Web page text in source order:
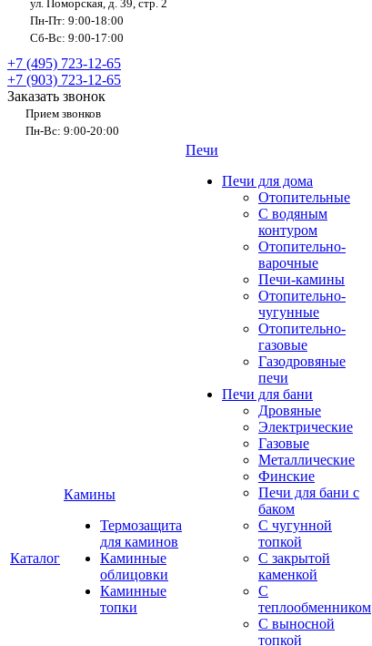
ул. Поморская, д. 39, стр. 2
Пн-Пт: 9:00-18:00
Сб-Вс: 9:00-17:00
+7 (495) 723-12-65
+7 (903) 723-12-65
Заказать звонок
Прием звонков
Пн-Вс: 9:00-20:00
Каталог
Камины
Термозащита
для каминов
Каминные
облицовки
Каминные
топки
Печи
Печи для дома
Отопительные
C водяным
контуром
Отопительно-
варочные
Печи-камины
Отопительно-
чугунные
Отопительно-
газовые
Газодровяные
печи
Печи для бани
Дровяные
Электрические
Газовые
Металлические
Финские
Печи для бани с
баком
С чугунной
топкой
С закрытой
каменкой
С
теплообменником
С выносной
топкой